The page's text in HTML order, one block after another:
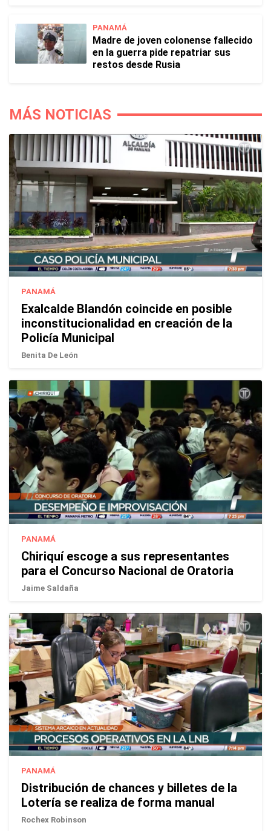
PANAMÁ
Madre de joven colonense fallecido
en la guerra pide repatriar sus
restos desde Rusia
MÁS NOTICIAS
PANAMÁ
Exalcalde Blandón coincide en posible
inconstitucionalidad en creación de la
Policía Municipal
Benita De León
PANAMÁ
Chiriquí escoge a sus representantes
para el Concurso Nacional de Oratoria
Jaime Saldaña
PANAMÁ
Distribución de chances y billetes de la
Lotería se realiza de forma manual
Rochex Robinson